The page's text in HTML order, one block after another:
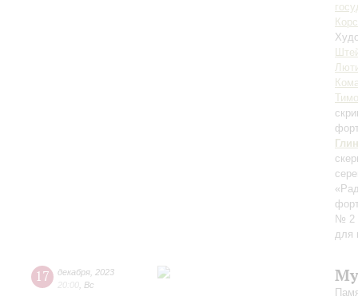
№ 2
для
17 декабря 2023
20:00 Вс